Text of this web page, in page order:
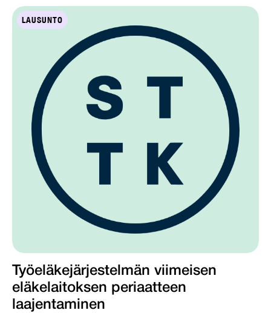
LAUSUNTO
Työeläkejärjestelmän viimeisen
eläkelaitoksen periaatteen
laajentaminen